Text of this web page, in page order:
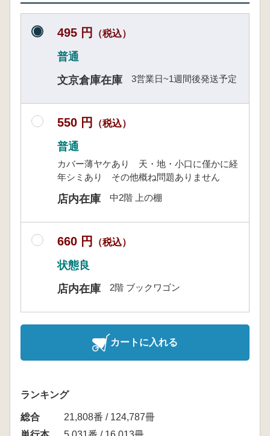
495 円 （税込）
普通
文京倉庫在庫
3営業日~1週間後発送予定
550 円 （税込）
普通
カバー薄ヤケあり 天・地・小口に僅かに経
年シミあり その他概ね問題ありません
店内在庫 中2階 上の棚
660 円 （税込）
状態良
店内在庫
2階 ブックワゴン
カートに入れる
ランキング
総合
21,808番 / 124,787冊